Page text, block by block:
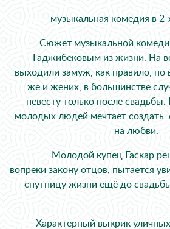
музыкальная комедия в 2-
Сюжет музыкальной комедии
Гаджибековым из жизни. На
выходили замуж, как правило, по
же и жених, в большинстве
невесту только после
молодых людей мечтает создать
на любви.
Молодой купец Гаскар
вопреки закону отцов, пытается
спутницу жизни ещё
Характерный выкрик уличных